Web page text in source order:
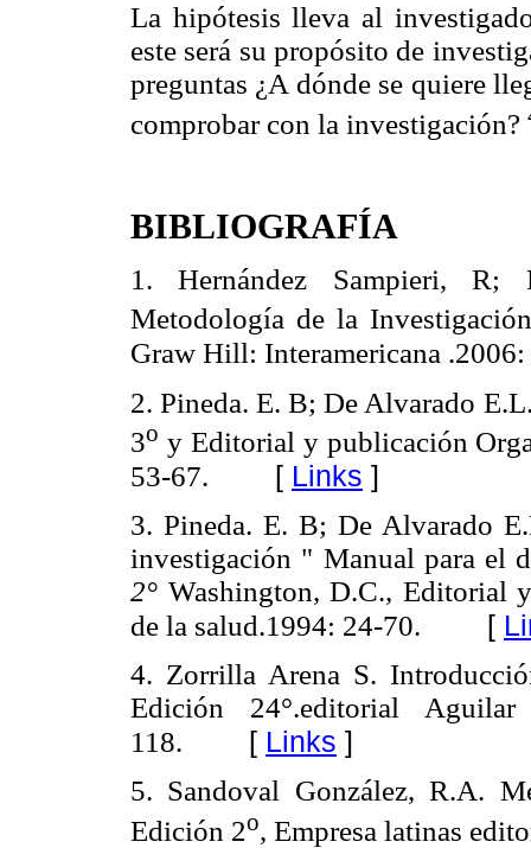
La hipótesis lleva al
este será su propósito de
preguntas ¿A dónde se quiere
comprobar con la investigación?
BIBLIOGRAFÍA
1. Hernández Sampieri, R;
Metodología de la
Graw Hill: Interamericana
2. Pineda. E. B; De Alvarado
3o y Editorial y publicación
53-67. [ Links ]
3. Pineda. E. B; De Alvarado
investigación " Manual para el
2° Washington, D.C., Editorial
de la salud.1994: 24-70. [
4. Zorrilla Arena S.
Edición 24°.editorial
118. [ Links ]
5. Sandoval González, R.A.
Edición 2o, Empresa latinas